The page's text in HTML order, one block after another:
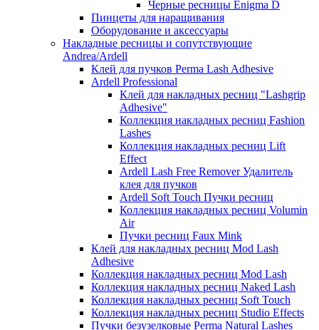
Черные ресницы Enigma D
Пинцеты для наращивания
Оборудование и аксессуары
Накладные ресницы и сопутствующие
Andrea/Ardell
Клей для пучков Perma Lash Adhesive
Ardell Professional
Клей для накладных ресниц "Lashgrip
Adhesive"
Коллекция накладных ресниц Fashion
Lashes
Коллекция накладных ресниц Lift
Effect
Ardell Lash Free Remover Удалитель
клея для пучков
Ardell Soft Touch Пучки ресниц
Коллекция накладных ресниц Volumin
Air
Пучки ресниц Faux Mink
Клей для накладных ресниц Mod Lash
Adhesive
Коллекция накладных ресниц Mod Lash
Коллекция накладных ресниц Naked Lash
Коллекция накладных ресниц Soft Touch
Коллекция накладных ресниц Studio Effects
Пучки безузелковые Perma Natural Lashes